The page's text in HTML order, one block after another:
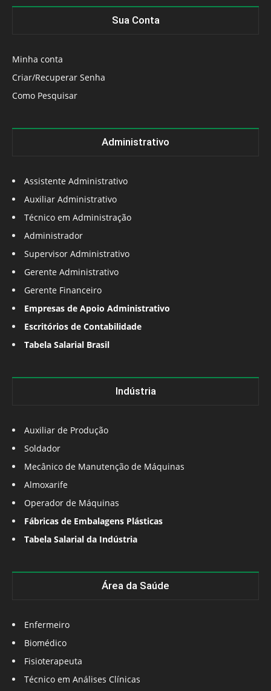
Sua Conta
Minha conta
Criar/Recuperar Senha
Como Pesquisar
Administrativo
Assistente Administrativo
Auxiliar Administrativo
Técnico em Administração
Administrador
Supervisor Administrativo
Gerente Administrativo
Gerente Financeiro
Empresas de Apoio Administrativo
Escritórios de Contabilidade
Tabela Salarial Brasil
Indústria
Auxiliar de Produção
Soldador
Mecânico de Manutenção de Máquinas
Almoxarife
Operador de Máquinas
Fábricas de Embalagens Plásticas
Tabela Salarial da Indústria
Área da Saúde
Enfermeiro
Biomédico
Fisioterapeuta
Técnico em Análises Clínicas